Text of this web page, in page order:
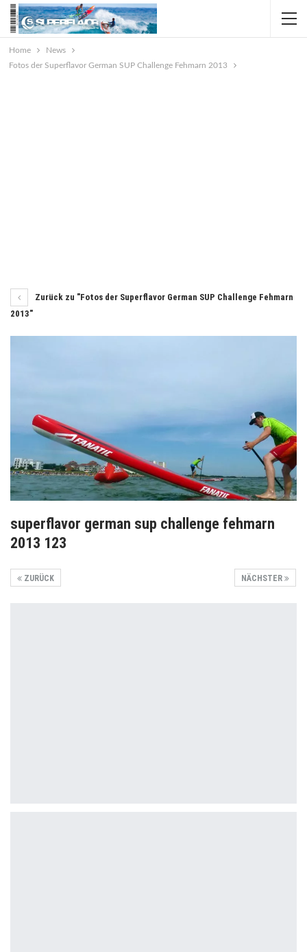
Home
News
Fotos der Superflavor German SUP Challenge Fehmarn 2013
Zurück zu "Fotos der Superflavor German SUP Challenge Fehmarn
2013"
superflavor german sup challenge fehmarn
2013 123
NÄCHSTER
ZURÜCK